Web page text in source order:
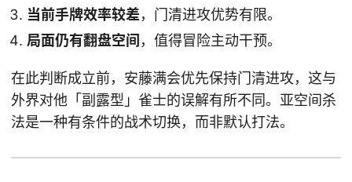
当前手牌效率较差，门清进攻优势有限。
局面仍有翻盘空间 ，值得冒险主动干预。
在此判断成立前，安藤满会优先保持门清进攻，这与
外界对他「副露型」雀士的误解有所不同。亚空间杀
法是一种有条件的战术切换，而非默认打法。